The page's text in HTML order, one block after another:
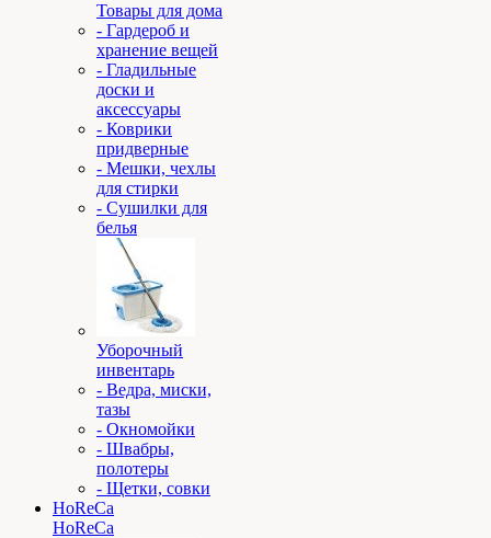
Товары для дома
- Гардероб и
хранение вещей
- Гладильные
доски и
аксессуары
- Коврики
придверные
- Мешки, чехлы
для стирки
- Сушилки для
белья
Уборочный
инвентарь
- Ведра, миски,
тазы
- Окномойки
- Швабры,
полотеры
- Щетки, совки
HoReCa
HoReCa